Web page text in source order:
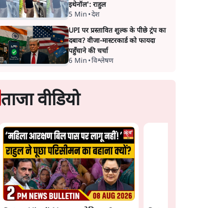
इथेनॉल': राहुल
5 Min •देश
UPI पर प्रस्तावित शुल्क के पीछे ट्रंप का
दबाव? वीजा-मास्टरकार्ड को फायदा
पहुँचाने की चर्चा
6 Min •विश्लेषण
ताजा वीडियो